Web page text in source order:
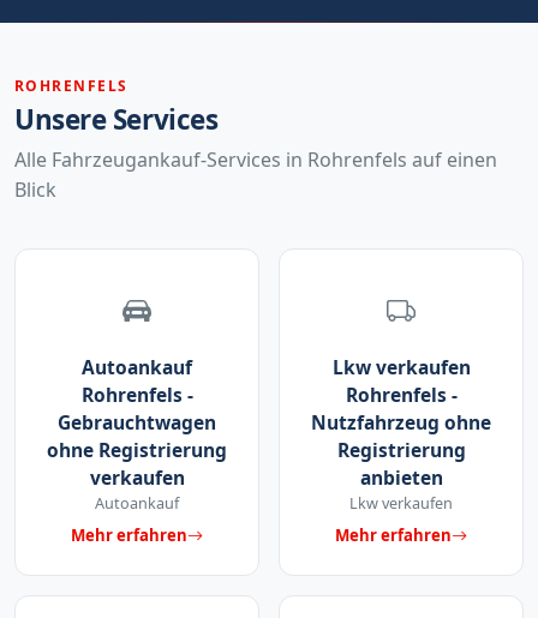
ROHRENFELS
Unsere Services
Alle Fahrzeugankauf-Services in Rohrenfels auf einen
Blick
Autoankauf
Rohrenfels -
Gebrauchtwagen
ohne Registrierung
verkaufen
Autoankauf
Mehr erfahren
Lkw verkaufen
Rohrenfels -
Nutzfahrzeug ohne
Registrierung
anbieten
Lkw verkaufen
Mehr erfahren